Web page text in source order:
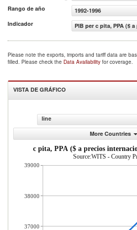
Rango de año
1992-1996
Indicador
PIB per c pita, PPA ($
Please note the exports, imports and tariff data are
filled. Please check the Data Availability for coverage.
VISTA DE GRÁFICO
line
More Countries
PIB per c pita, PPA ($ a precios
Source:WITS - Country
39000
38000
37000